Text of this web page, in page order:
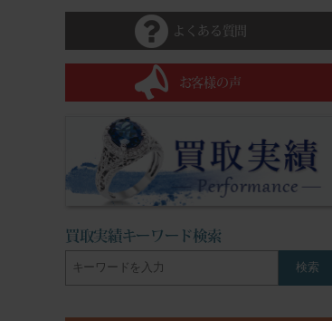
よくある質問
お客様の声
買取実績キーワード検索
検索